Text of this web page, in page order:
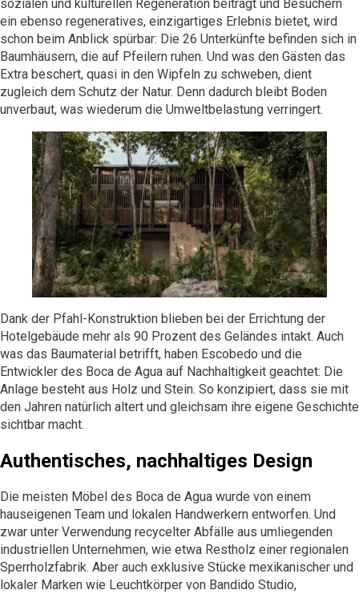
sozialen und kulturellen Regeneration beiträgt und Besuchern
ein ebenso regeneratives, einzigartiges Erlebnis bietet, wird
schon beim Anblick spürbar: Die 26 Unterkünfte befinden sich in
Baumhäusern, die auf Pfeilern ruhen. Und was den Gästen das
Extra beschert, quasi in den Wipfeln zu schweben, dient
zugleich dem Schutz der Natur. Denn dadurch bleibt Boden
unverbaut, was wiederum die Umweltbelastung verringert.
Dank der Pfahl-Konstruktion blieben bei der Errichtung der
Hotelgebäude mehr als 90 Prozent des Geländes intakt. Auch
was das Baumaterial betrifft, haben Escobedo und die
Entwickler des Boca de Agua auf Nachhaltigkeit geachtet: Die
Anlage besteht aus Holz und Stein. So konzipiert, dass sie mit
den Jahren natürlich altert und gleichsam ihre eigene Geschichte
sichtbar macht.
Authentisches, nachhaltiges Design
Die meisten Möbel des Boca de Agua wurde von einem
hauseigenen Team und lokalen Handwerkern entworfen. Und
zwar unter Verwendung recycelter Abfälle aus umliegenden
industriellen Unternehmen, wie etwa Restholz einer regionalen
Sperrholzfabrik. Aber auch exklusive Stücke mexikanischer und
lokaler Marken wie Leuchtkörper von Bandido Studio,